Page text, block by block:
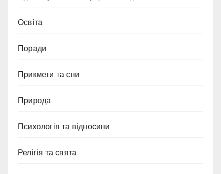
Освіта
Поради
Прикмети та сни
Природа
Психологія та відносини
Релігія та свята